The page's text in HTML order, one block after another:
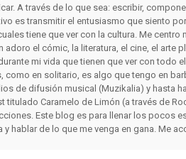
A través de lo que sea: escribir,
es transmitir el entusiasmo que siento
tiene que ver con la cultura. Me centro
adoro el cómic, la literatura, el cine, el arte
mi vida que tienen que ver con todo
como en solitario, es algo que tengo en
de difusión musical (Muzikalia) y hasta
titulado Caramelo de Limón (a través de
Este blog es para llenar los pocos
y hablar de lo que me venga en gana. Me